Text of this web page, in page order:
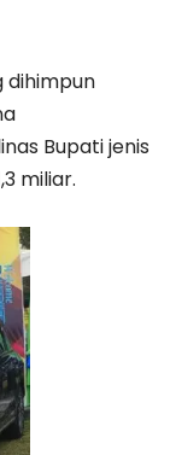
dihimpun
Bupati jenis
miliar.